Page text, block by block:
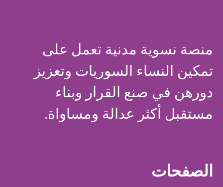
منصة نسوية مدنية تعمل على
تمكين النساء السوريات وتعزيز
دورهن في صنع القرار وبناء
مستقبل أكثر عدالة ومساواة.
الصفحات